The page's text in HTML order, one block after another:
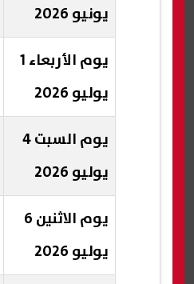
يونيو 2026
يوم الأربعاء 1
يوليو 2026
يوم السبت 4
يوليو 2026
يوم الاثنين 6
يوليو 2026